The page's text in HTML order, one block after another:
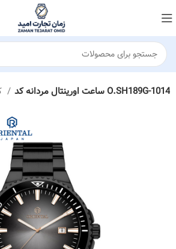
کلاسیک ساعت اورینتال مردانه کد O.SH189G-1014